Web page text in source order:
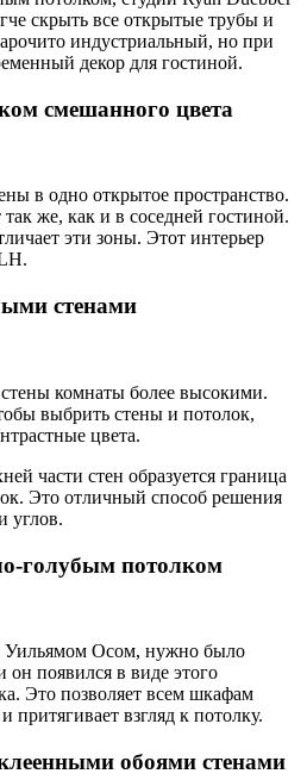
скрыть все открытые трубы и
индустриальный, но при
декор для гостиной.
смешанного цвета
в одно открытое пространство.
же, как и в соседней гостиной.
эти зоны. Этот интерьер
стенами
комнаты более высокими.
выбрить стены и потолок,
цвета.
части стен образуется граница
Это отличный способ решения
углов.
голубым потолком
Уильямом Осом, нужно было
он появился в виде этого
Это позволяет всем шкафам
притягивает взгляд к потолку.
обоями стенами